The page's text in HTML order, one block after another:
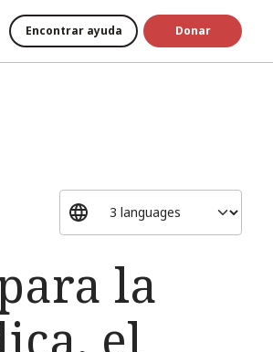
Encontrar ayuda Donar
la
el